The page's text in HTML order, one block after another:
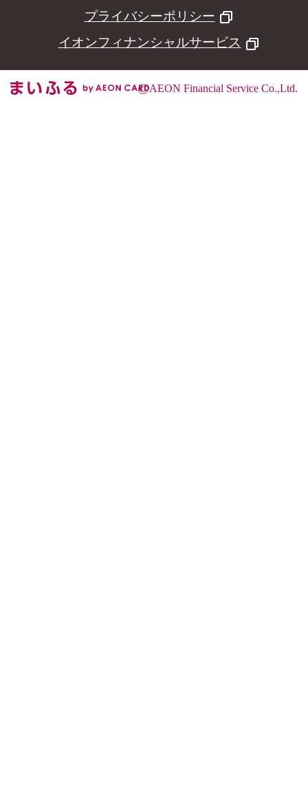
プライバシーポリシー
イオンフィナンシャルサービス
©AEON Financial Service Co.,Ltd.